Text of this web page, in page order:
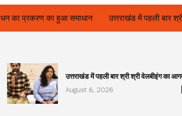
में पहली बार श्री श्री वेलबीइंग का आगमन गुजरात और
उत्तराखंड में पहली बार श्री श्री वेलबीइंग का
August 6, 2026